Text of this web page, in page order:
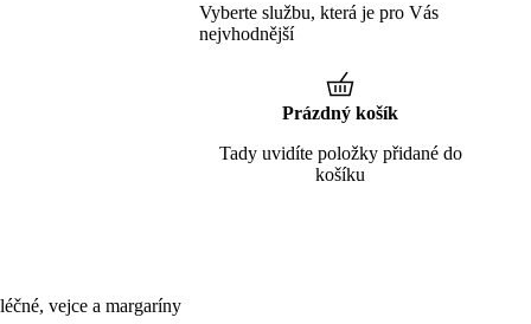
vejce a margaríny
Vyberte službu, která je pro Vás
nejvhodnější
Prázdný košík
Tady uvidíte položky přidané do
košíku